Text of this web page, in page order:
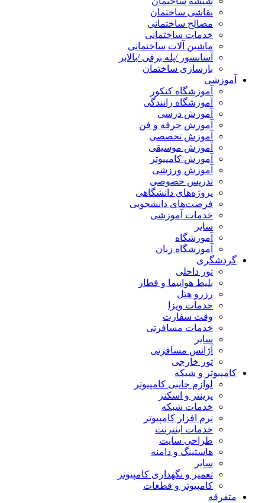
نقاشی ساختمان
مصالح ساختمانی
خدمات ساختمانی
ماشین آلات ساختمانی
آسانسور /پله برقی /بالابر
بازسازی ساختمان
آموزشی
آموزشگاه کنکور
آموزشگاه رانندگی
آموزش درسی
آموزش حرفه و فن
آموزش تخصصی
آموزش موسیقی
آموزش کامپیوتر
آموزش ورزشی
تدریس خصوصی
پروژه‌های دانشگاهی
فرصت‌های دانشجویی
خدمات آموزشی
سایر
آموزشگاه
آموزشگاه زبان
گردشگری
تور داخلی
بلیط هواپیما و قطار
رزرو هتل
خدمات ویزا
وقت سفارت
خدمات مسافرتی
سایر
آژانس مسافرتی
تور خارجی
کامپیوتر و شبکه
لوازم جانبی کامپیوتر
پرینتر و اسکنر
خدمات شبکه
نرم افزار کامپیوتر
خدمات اینترنت
طراحی سایت
هاستینگ و دامنه
سایر
تعمیر و نگهداری کامپیوتر
کامپیوتر و قطعات
متفرقه